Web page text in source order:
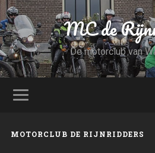
MC de
De motorclub van
MOTORCLUB DE RIJNRIDDERS